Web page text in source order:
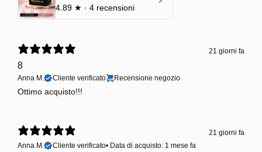
4.89 ★ · 4 recensioni
21 giorni fa
8
Anna M. Cliente verificato Recensione negozio
Ottimo acquisto!!!
21 giorni fa
Anna M.
Cliente verificato• Data di acquisto: 1 mese fa